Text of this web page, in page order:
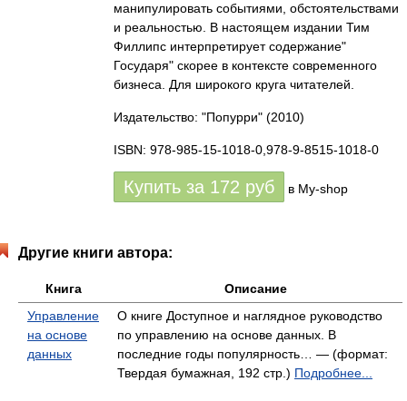
манипулировать событиями, обстоятельствами
и реальностью. В настоящем издании Тим
Филлипс интерпретирует содержание"
Государя" скорее в контексте современного
бизнеса. Для широкого круга читателей.
Издательство: "Попурри" (2010)
ISBN: 978-985-15-1018-0,978-9-8515-1018-0
Купить за 172 руб в My-shop
Другие книги автора:
Книга
Описание
Управление
на основе
данных
О книге Доступное и наглядное руководство
по управлению на основе данных. В
последние годы популярность… — (формат:
Твердая бумажная, 192 стр.) Подробнее...